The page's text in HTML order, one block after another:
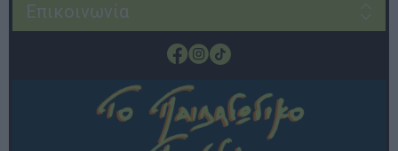
Επικοινωνία